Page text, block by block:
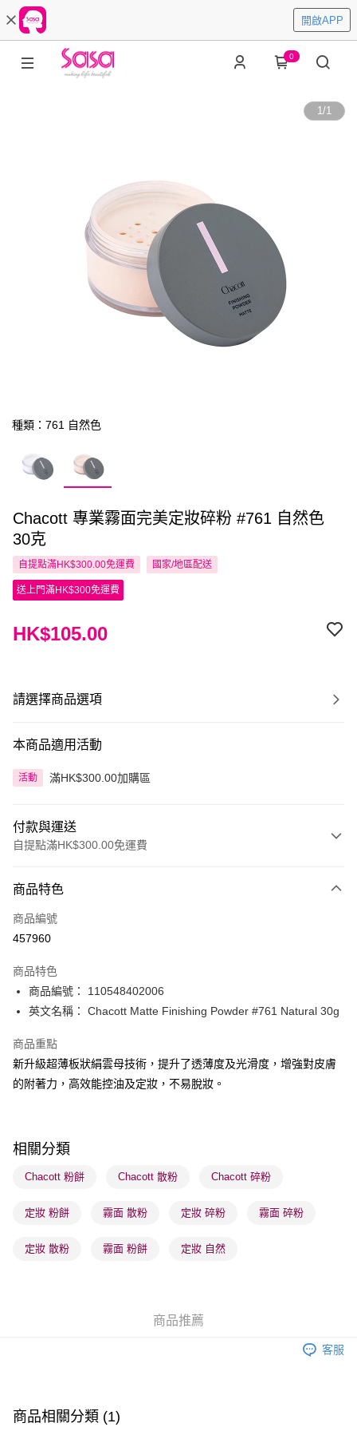
開啟APP
0
1/1
種類：761 自然色
Chacott 專業霧面完美定妝碎粉 #761 自然色
30克
自提點滿HK$300.00免運費 國家/地區配送
送上門滿HK$300免運費
HK$105.00
請選擇商品選項
本商品適用活動
活動 滿HK$300.00加購區
付款與運送
自提點滿HK$300.00免運費
信用卡
Apple Pay
PayMe
WeChat Pay
BoC Pay
送貨方式
每筆HK$65.00，滿HK$300.00或以上免運費
確認發貨後1-3 工作天送達，訂單將隨機分配至SF順豐速運或京東
每筆HK$65.00，滿HK$300.00或以上免運費
每筆HK$20.00，滿HK$100.00或以上免運費
(澳門門市) 只顯示可選門市。確認發貨後2-5個工作天到店，3天內
澳門地區配送 - 確認發貨後1-4個工作天送達
商品特色
商品編號
457960
商品特色
商品編號： 110548402006
英文名稱： Chacott Matte Finishing Powder #761 Natural 30g
商品重點
新升級超薄板狀絹雲母技術，提升了透薄度及光滑度，增強對皮膚
的附著力，高效能控油及定妝，不易脫妝。
相關分類
Chacott 粉餅 Chacott 散粉 Chacott 碎粉
定妝 粉餅 霧面 散粉 定妝 碎粉 霧面 碎粉
定妝 散粉 霧面 粉餅 定妝 自然
商品推薦
客服
商品相關分類 (1)